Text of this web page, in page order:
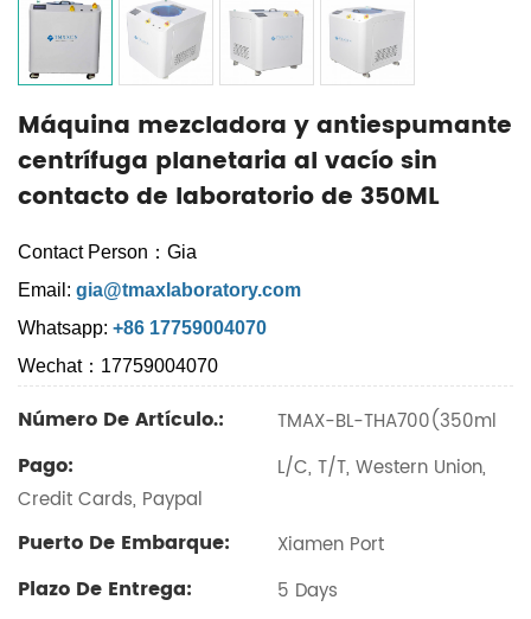
Máquina mezcladora y antiespumante
centrífuga planetaria al vacío sin
contacto de laboratorio de 350ML
Contact Person：Gia
Email: gia@tmaxlaboratory.com
Whatsapp: +86 17759004070
Wechat：17759004070
Número De Artículo.: TMAX-BL-THA700(350ml
Pago:
L/C, T/T, Western Union,
Credit Cards, Paypal
Puerto De Embarque: Xiamen Port
Plazo De Entrega: 5 Days